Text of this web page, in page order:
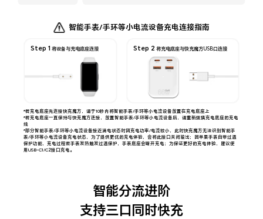
智能手表/手环等小电流设备充电连接指南
Step 1 将设备与充电底座连接 Step 2 将充电底座与快充魔方USB口连接
*若充电底座先连接快充魔方，请于10秒内将智能手表/手环等小电流设备放置在充电底座上
*若充电底座一直保持与快充魔方连接，放置智能手表/手环等小电流设备后，请重新拨插充电底座的充电
线
*部分智能手表/手环等小电流设备接近满电状态时因充电功率/电流较小，此时快充魔方无法识别智能手
表/手环等小电流设备充电状态，为了提供更优的充电体验，会将此接口关闭输出；因苹果手表自带过温
保护功能，充电过程若手表发热触发过温保护，手表底座会断开充电；为保证更好的充电体验，建议使
用USB-C1/C2接口充电。
智能分流进阶
支持三口同时快充